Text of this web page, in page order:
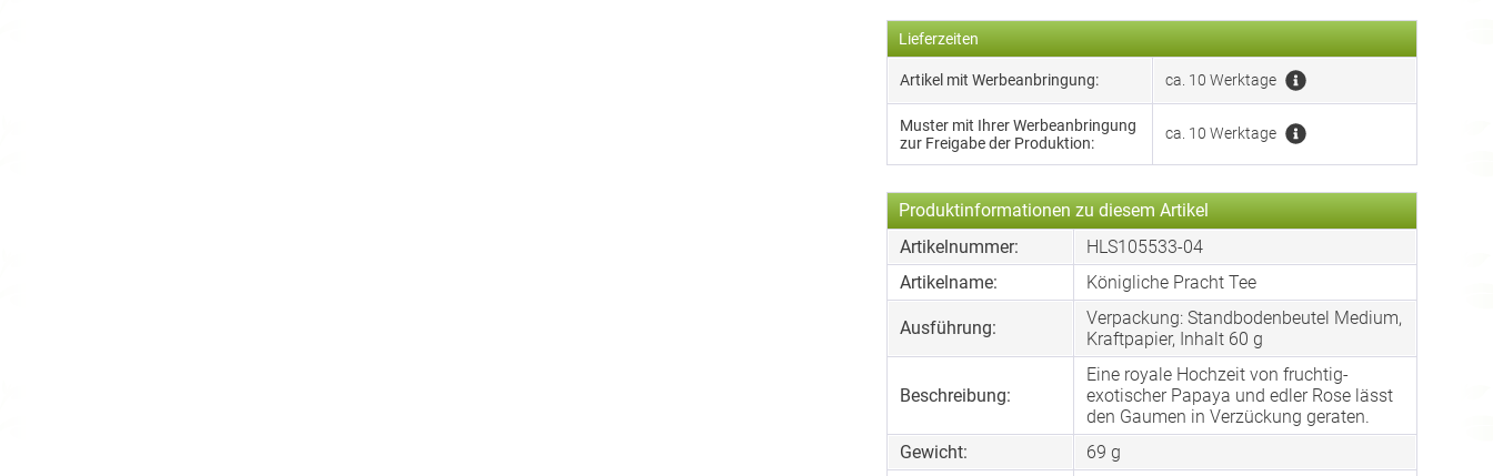
Lieferzeiten
Artikel mit Werbeanbringung: ca. 10 Werktage
Muster mit Ihrer Werbeanbringung
zur Freigabe der Produktion:
ca. 10 Werktage
Produktinformationen zu diesem Artikel
Artikelnummer:
HLS105533-04
Artikelname:
Königliche Pracht Tee
Ausführung:
Verpackung: Standbodenbeutel Medium,
Kraftpapier, Inhalt 60 g
Beschreibung:
Eine royale Hochzeit von fruchtig-
exotischer Papaya und edler Rose lässt
den Gaumen in Verzückung geraten.
Gewicht:
69 g